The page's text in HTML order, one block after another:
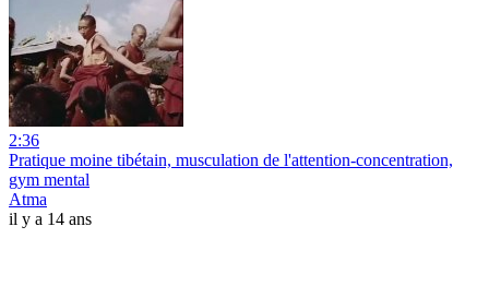
2:36
Pratique moine tibétain, musculation de l'attention-concentration,
gym mental
Atma
il y a 14 ans